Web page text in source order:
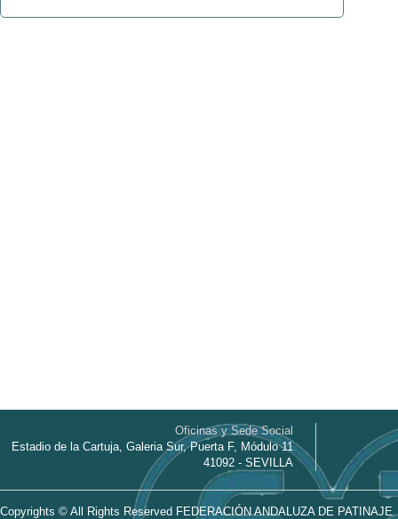
Oficinas y Sede Social
Estadio de la Cartuja, Galeria Sur, Puerta F, Módulo 11
41092 - SEVILLA
Copyrights © All Rights Reserved FEDERACIÓN ANDALUZA DE PATINAJE